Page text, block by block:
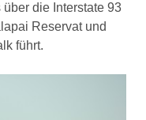
die Interstate 93
Reservat und
führt.